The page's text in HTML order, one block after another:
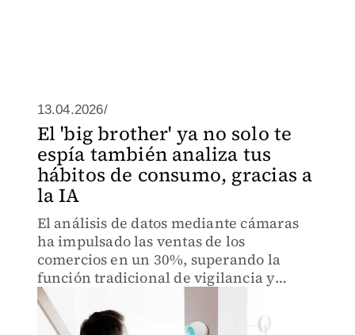
13.04.2026/
El 'big brother' ya no solo te
espía también analiza tus
hábitos de consumo, gracias a
la IA
El análisis de datos mediante cámaras
ha impulsado las ventas de los
comercios en un 30%, superando la
función tradicional de vigilancia y
seguridad.